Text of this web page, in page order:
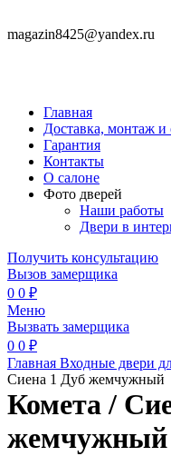
magazin8425@yandex.ru
Главная
Доставка, монтаж и
Гарантия
Контакты
О салоне
Фото дверей
Наши работы
Двери в
Получить консультацию
Вызов замерщика
0 0 ₽
Меню
Вызвать замерщика
0 0 ₽
Главная Входные двери
Сиена 1 Дуб жемчужный
Комета /
жемчужный